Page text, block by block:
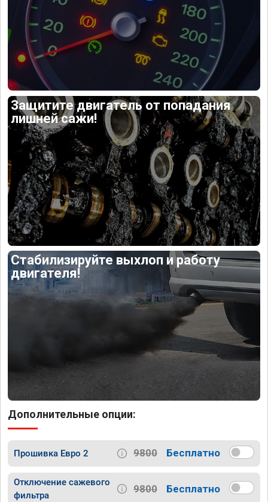
Защитите двигатель от попадания
лишней сажи!
Стабилизируйте выхлоп и работу
двигателя!
Дополнительные опции:
Прошивка Евро 2 9800 Бесплатно
Отключение сажевого
фильтра
9800 Бесплатно